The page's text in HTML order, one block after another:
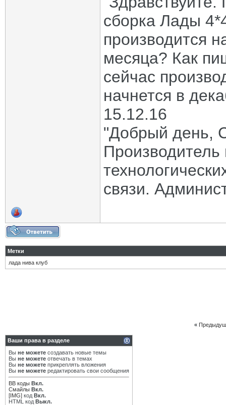
сборка Лады
производится
месяца? Как
сейчас
начнется в
15.12.16
"Добрый день,
связи.
Метки
лада нива клуб
«
Ваши права в разделе
Вы не можете создавать новые темы
Вы не можете отвечать в темах
Вы не можете прикреплять вложения
Вы не можете редактировать свои сообщения
BB коды Вкл.
Смайлы Вкл.
[IMG] код Вкл.
HTML код Выкл.